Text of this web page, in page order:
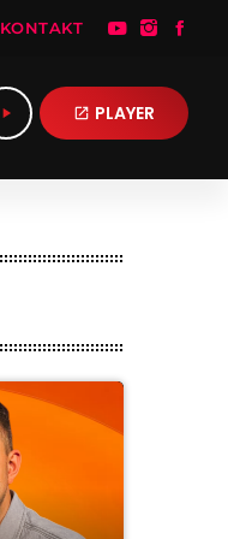
KONTAKT
play_arrow open_in_new PLAYER